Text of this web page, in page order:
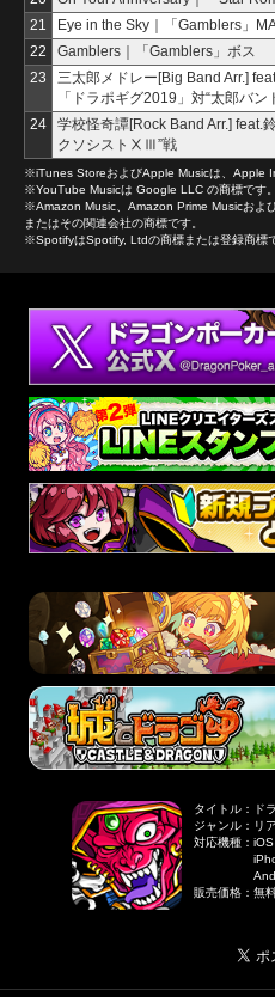
21
Eye in the Sky｜「Gamblers」
22
Gamblers｜「Gamblers」ボス
23
三太郎メドレー[Big Band Arr.]
「ドラポギグ2019」対“太郎バン
24
学校怪奇譚[Rock Band Arr.] feat.
クソシストⅩⅢ”戦
※iTunes StoreおよびApple Musicは、Apple
※YouTube Musicは Google LLC の商標です。
※Amazon Music、Amazon Prime Musicおよ
またはその関連会社の商標です。
※SpotifyはSpotify, Ltdの商標または登録商標
タイトル ：
ド
ジャンル ： リ
対応機種 ：
販売価格 ：無